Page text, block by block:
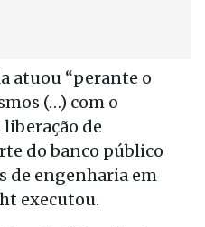
atuou “perante o
(…) com o
de
do banco público
de engenharia em
executou.